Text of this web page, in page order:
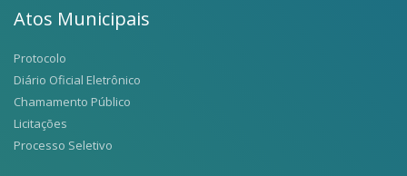
Atos Municipais
Protocolo
Diário Oficial Eletrônico
Chamamento Público
Licitações
Processo Seletivo